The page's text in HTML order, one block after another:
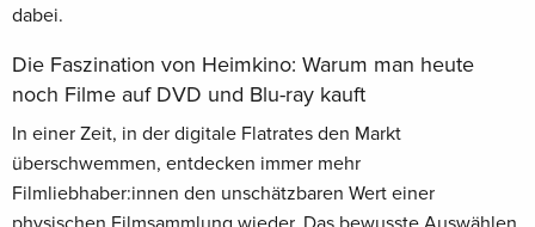
dabei.
Die Faszination von Heimkino: Warum man heute
noch Filme auf DVD und Blu-ray kauft
In einer Zeit, in der digitale Flatrates den Markt
überschwemmen, entdecken immer mehr
Filmliebhaber:innen den unschätzbaren Wert einer